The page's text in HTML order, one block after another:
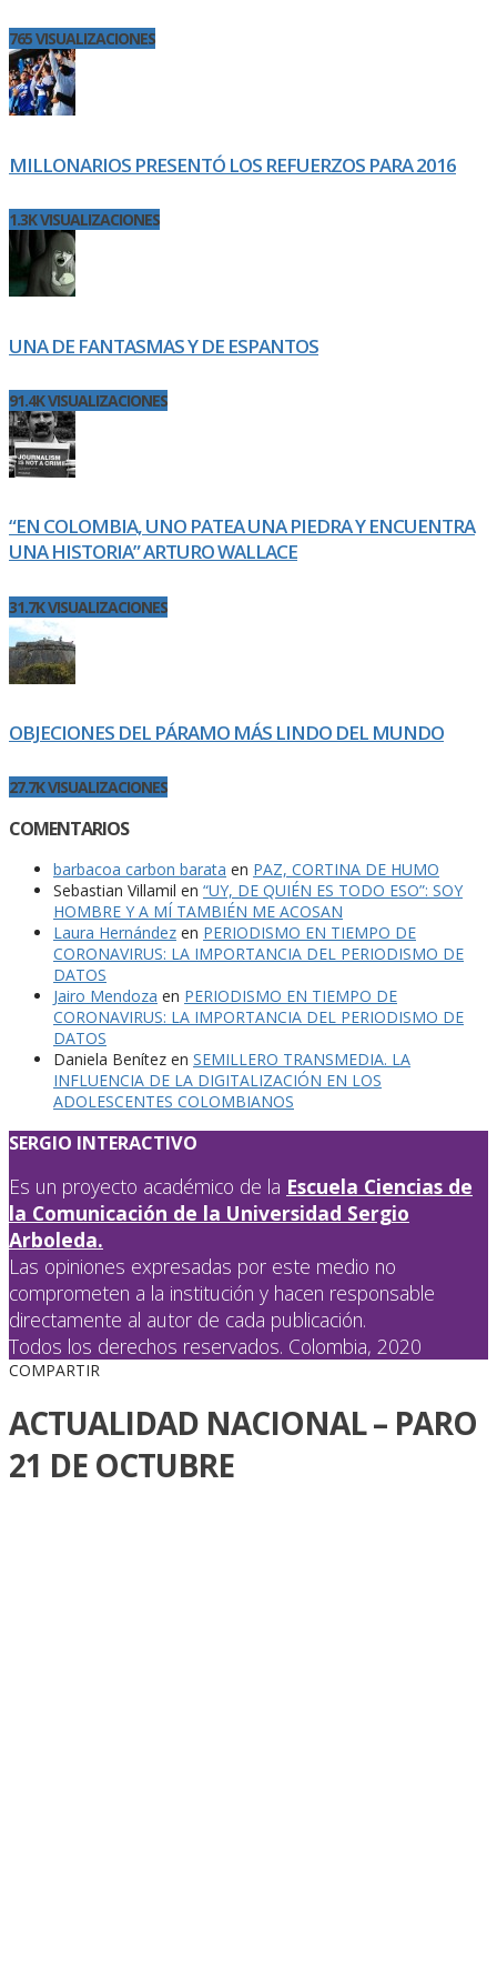
765 VISUALIZACIONES
MILLONARIOS PRESENTÓ LOS REFUERZOS PARA 2016
1.3K VISUALIZACIONES
UNA DE FANTASMAS Y DE ESPANTOS
91.4K VISUALIZACIONES
“EN COLOMBIA, UNO PATEA UNA PIEDRA Y ENCUENTRA
UNA HISTORIA” ARTURO WALLACE
31.7K VISUALIZACIONES
OBJECIONES DEL PÁRAMO MÁS LINDO DEL MUNDO
27.7K VISUALIZACIONES
COMENTARIOS
barbacoa carbon barata en PAZ, CORTINA DE HUMO
Sebastian Villamil en “UY, DE QUIÉN ES TODO ESO”: SOY
HOMBRE Y A MÍ TAMBIÉN ME ACOSAN
Laura Hernández en PERIODISMO EN TIEMPO DE
CORONAVIRUS: LA IMPORTANCIA DEL PERIODISMO DE
DATOS
Jairo Mendoza en PERIODISMO EN TIEMPO DE
CORONAVIRUS: LA IMPORTANCIA DEL PERIODISMO DE
DATOS
Daniela Benítez en SEMILLERO TRANSMEDIA. LA
INFLUENCIA DE LA DIGITALIZACIÓN EN LOS
ADOLESCENTES COLOMBIANOS
SERGIO INTERACTIVO
Es un proyecto académico de la Escuela Ciencias de
la Comunicación de la Universidad Sergio
Arboleda.
Las opiniones expresadas por este medio no
comprometen a la institución y hacen responsable
directamente al autor de cada publicación.
Todos los derechos reservados. Colombia, 2020
COMPARTIR
ACTUALIDAD NACIONAL – PARO
21 DE OCTUBRE